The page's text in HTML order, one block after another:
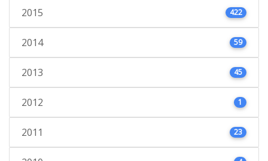
2015 422
2014 59
2013 45
2012 1
2011 23